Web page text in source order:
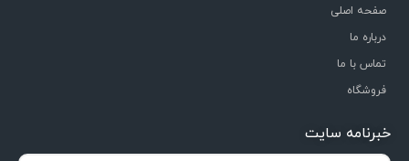
صفحه اصلی
درباره ما
تماس با ما
فروشگاه
خبرنامه سایت